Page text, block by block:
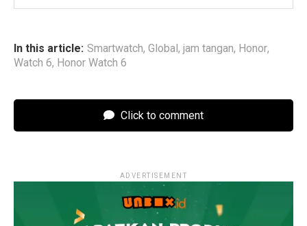
In this article: Smartwatch, Global , jam tangan, Honor,
Watch 6, Honor Watch 6
Click to comment
ADVERTISEMENT